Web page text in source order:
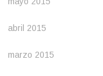
abril 2015
marzo 2015